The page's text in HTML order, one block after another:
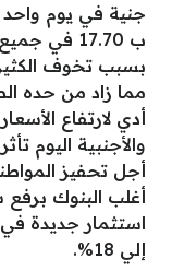
جنية في يوم واحد
ب 17.70
بسبب تخوف الكثير
مما زاد من حده
أدي لارتفاع
والأجنبية اليوم
أجل تحفيز
استثمار جديدة
إلي 18%.